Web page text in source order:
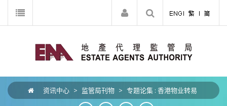
资讯中心 > 监管局刊物 > 专题论集 : 香港物业转易